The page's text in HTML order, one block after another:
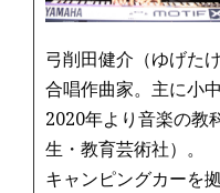
弓削田健介（ゆげた
合唱作曲家。主に小
2020年より音楽の教
生・教育芸術社）。
キャンピングカーを